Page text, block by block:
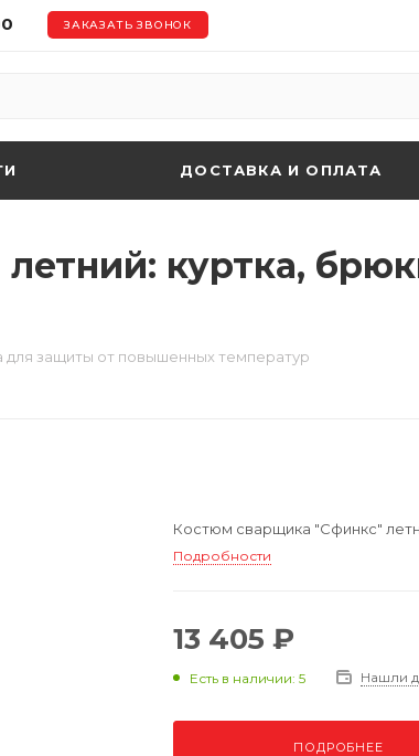
ЗАКАЗАТЬ ЗВОНОК
ДОСТАВКА И ОПЛАТА
куртка,
защиты от повышенных температур
Костюм сварщика "Сфинкс"
Подробности
13 405 ₽
Есть в наличии: 5 Нашли
ПОДРОБНЕЕ